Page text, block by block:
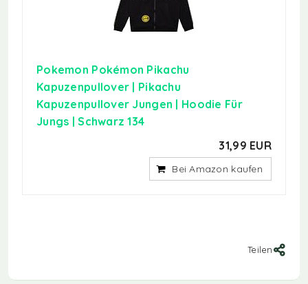
Pokemon Pokémon Pikachu
Kapuzenpullover | Pikachu
Kapuzenpullover Jungen | Hoodie Für
Jungs | Schwarz 134
31,99 EUR
Bei Amazon kaufen
Teilen